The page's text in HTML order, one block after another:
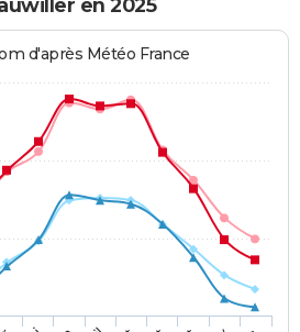
en 2025
d'après Météo France